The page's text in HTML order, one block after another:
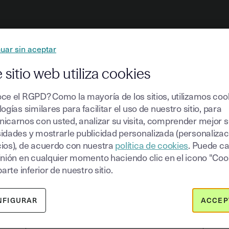
el sector de las
la gestión de activos
solución eficaz y disponible en cualquier momento para
sin aceptar
sitio web utiliza cookies
el RGPD? Como la mayoría de los sitios, utilizamos
similares para facilitar el uso de nuestro sitio, para
con usted, analizar su visita, comprender mejor
y mostrarle publicidad personalizada
de acuerdo con nuestrapolítica de cookies. Puede
en cualquier momento haciendo clic en el icono
inferior de nuestro sitio.